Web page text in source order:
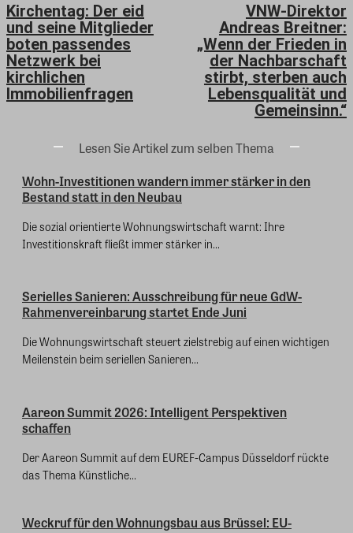
Kirchentag: Der eid
und seine Mitglieder
boten passendes
Netzwerk bei
kirchlichen
Immobilienfragen
VNW-Direktor
Andreas Breitner:
„Wenn der Frieden in
der Nachbarschaft
stirbt, sterben auch
Lebensqualität und
Gemeinsinn.“
Lesen Sie Artikel zum selben Thema
Wohn-Investitionen wandern immer stärker in den
Bestand statt in den Neubau
Die sozial orientierte Wohnungswirtschaft warnt: Ihre
Investitionskraft fließt immer stärker in...
Serielles Sanieren: Ausschreibung für neue GdW-
Rahmenvereinbarung startet Ende Juni
Die Wohnungswirtschaft steuert zielstrebig auf einen wichtigen
Meilenstein beim seriellen Sanieren...
Aareon Summit 2026: Intelligent Perspektiven
schaffen
Der Aareon Summit auf dem EUREF-Campus Düsseldorf rückte
das Thema Künstliche...
Weckruf für den Wohnungsbau aus Brüssel: EU-